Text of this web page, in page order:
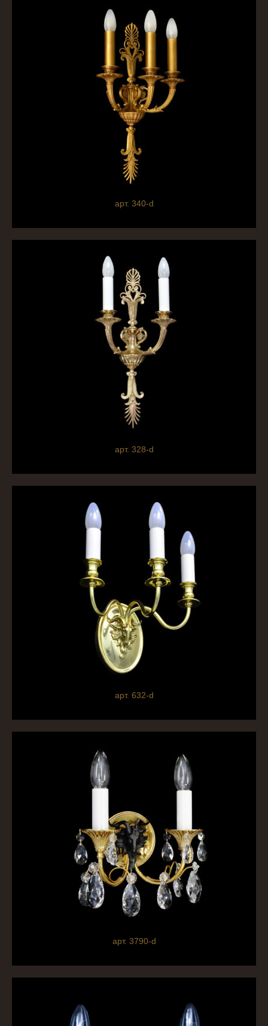
арт. 340-d
арт. 328-d
арт. 632-d
арт. 3790-d